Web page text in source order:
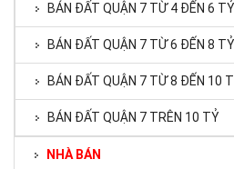
BÁN ĐẤT QUẬN 7 TỪ 4 ĐẾN 6 TỶ
BÁN ĐẤT QUẬN 7 TỪ 6 ĐẾN 8 TỶ
BÁN ĐẤT QUẬN 7 TỪ 8 ĐẾN 10
BÁN ĐẤT QUẬN 7 TRÊN 10 TỶ
NHÀ BÁN